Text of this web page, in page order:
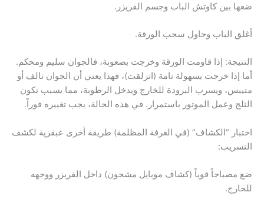
ضعها بين كاوتش الباب وجسم الفريزر.
أغلق الباب وحاول سحب الورقة.
النتيجة: إذا قاومت الورقة وخرجت بصعوبة، فالجوان سليم ومحكم.
أما إذا خرجت بسهولة تامة (انزلقت)، فهذا يعني أن الجوان تالف أو
متيبس، ويسرب البرودة للخارج ويدخل الرطوبة، مما يسبب تكون
الثلج وعمل الموتور باستمرار. في هذه الحالة، يجب تغييره فوراً.
اختبار “الكشاف” (في الغرفة المظلمة) طريقة أخرى عبقرية لكشف
التسريب:
ضع مصباحاً قوياً (كشاف موبايل مشحون) داخل الفريزر ووجهه
للخارج.